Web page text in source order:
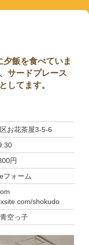
飯を食べていま
サードプレース
してます。
お花茶屋3-5-6
円
フォーム
shokudo
空っ子